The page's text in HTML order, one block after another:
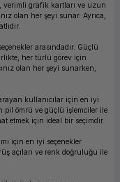
verimli grafik kartları ve uzun
olan her şeyi sunar. Ayrıca,
arasındadır. Güçlü
her türlü görev için
olan her şeyi sunarken,
kullanıcılar için en iyi
pil ömrü ve güçlü işlemciler ile
etmek için ideal bir seçimdir.
için en iyi seçenekler
açıları ve renk doğruluğu ile